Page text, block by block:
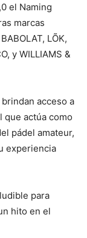
el Naming
marcas
LÕK,
y WILLIAMS &
acceso a
que actúa como
pádel amateur,
experiencia
para
hito en el